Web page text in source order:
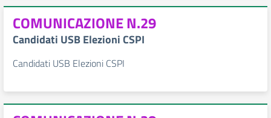
COMUNICAZIONE N.29
Candidati USB Elezioni CSPI
Candidati USB Elezioni CSPI